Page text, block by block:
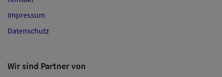
Impressum
Datenschutz
Wir sind Partner von